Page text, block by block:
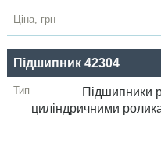
Підшипник 42304
Підшипники
циліндричними